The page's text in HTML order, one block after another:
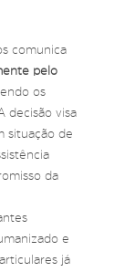
comunica
pelo
os
decisão visa
situação de
da
e
já